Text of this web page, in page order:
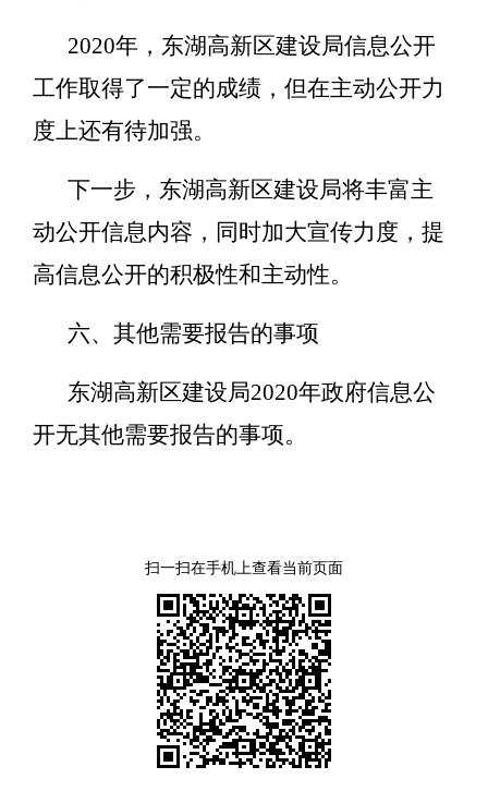
2020年，东湖高新区建设局信息公开
工作取得了一定的成绩，但在主动公开力
度上还有待加强。
下一步，东湖高新区建设局将丰富主
动公开信息内容，同时加大宣传力度，提
高信息公开的积极性和主动性。
六、其他需要报告的事项
东湖高新区建设局2020年政府信息公
开无其他需要报告的事项。
扫一扫在手机上查看当前页面